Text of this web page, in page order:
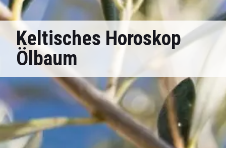
Keltisches Horoskop
Ölbaum
Der Ölbaum (23.9.) steht imkeltischen Baumhoroskop
für
die Weisheit. Menschen, die in seinem Zeichen geboren
wurden, gelten als eher ruhige, diskrete und zurückhaltende
Zeitgenossen, die Kontroversen lieber aus dem Weg gehen.
Doch auch, wenn sie nach außen hin unauffällig sind,